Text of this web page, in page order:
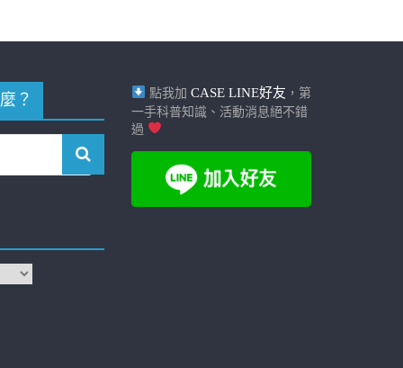
？ 點我加 CASE LINE好友 ，第
一手科普知識、活動消息絕不錯
過